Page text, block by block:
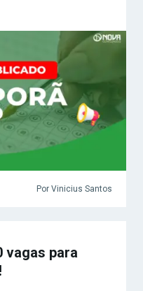
Por Vinicius Santos
vagas para